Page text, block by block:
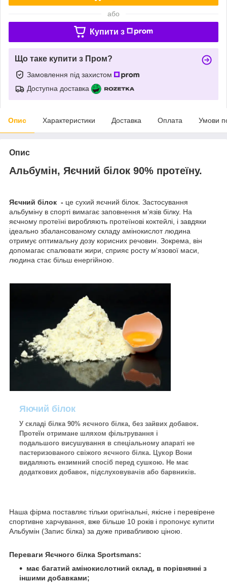
або
Купити з
Що таке купити з Пром?
Замовлення під захистом
Доступна доставка
Опис Характеристики Доставка Оплата Умови
Опис
Альбумін, Яєчний білок 90% протеїну.
Яєчний білок - це сухий яєчний білок. Застосування
альбуміну в спорті вимагає заповнення м’язів білку. На
яєчному протеїні виробляють протеїнові коктейлі, і завдяки
ідеально збалансованому складу амінокислот людина
отримує оптимальну дозу корисних речовин. Зокрема, він
допомагає спалювати жири, сприяє росту м'язової маси,
людина стає більш енергійною.
Яючий білок
У складі білка 90% яєчного білка, без зайвих добавок.
Протеїн отримане шляхом фільтрування і
подальшого висушування в спеціальному апараті не
пастеризованого свіжого яєчного білка. Цукор Вони
видаляють ензимний спосіб перед сушкою. Не має
додаткових добавок, підслуховувачів або барвників.
Наша фірма поставляє тільки оригінальні, якісне і перевірене
спортивне харчування, вже більше 10 років і пропонує купити
Альбумін (Запис білка) за дуже привабливою ціною.
Переваги Яєчного білка Sportsmans:
має багатий амінокислотний склад, в порівнянні з
іншими добавками;